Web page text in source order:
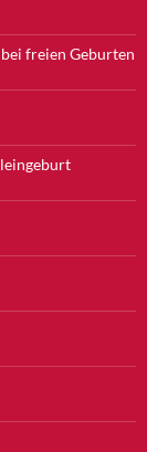
freien Geburten